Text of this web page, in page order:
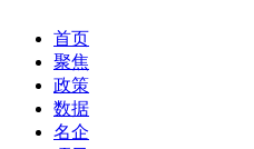
首页
聚焦
政策
数据
名企